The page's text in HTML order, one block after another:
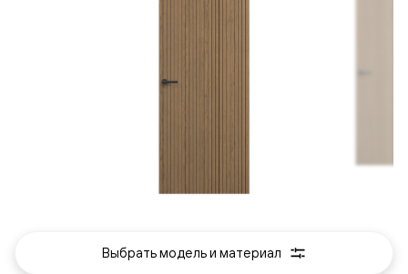
Выбрать модель и материал